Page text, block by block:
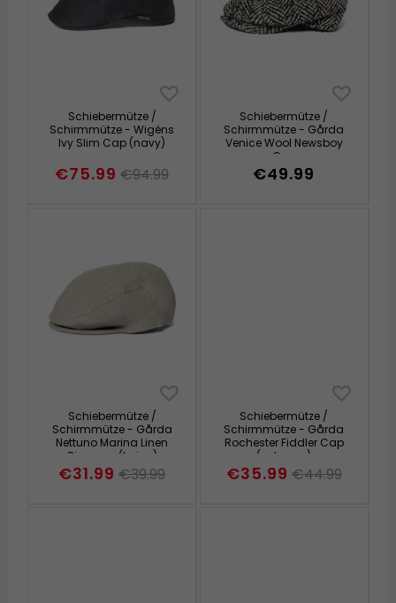
Schiebermütze /
Schirmmütze - Wigéns
Ivy Slim Cap (navy)
€75.99 €94.99
Schiebermütze /
Schirmmütze - Gårda
Venice Wool Newsboy
Cap
(schwarz/weiss/multi))
€49.99
Schiebermütze /
Schirmmütze - Gårda
Nettuno Marina Linen
Sixpence (beige)
€31.99 €39.99
Schiebermütze /
Schirmmütze - Gårda
Rochester Fiddler Cap
(schwarz)
€35.99 €44.99